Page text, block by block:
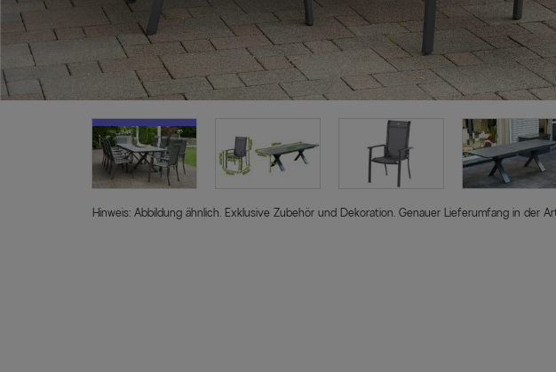
Hinweis: Abbildung ähnlich. Exklusive Zubehör und Dekoration. Genauer Lieferumfang in der